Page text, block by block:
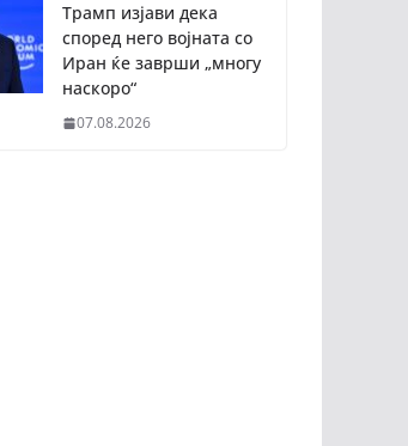
Трамп изјави дека
според него војната со
Иран ќе заврши „многу
наскоро“
07.08.2026